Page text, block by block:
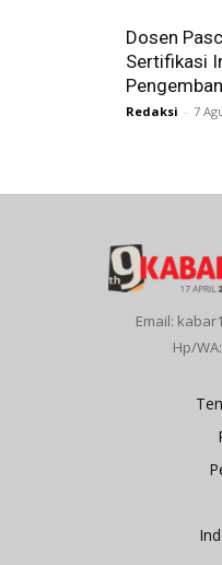
Dosen
Sertifikasi
Redaksi - 7
Email:
Hp/